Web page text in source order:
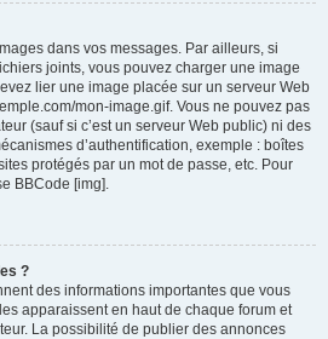
dans vos messages. Par ailleurs, si
joints, vous pouvez charger une image
lier une image placée sur un serveur Web
mon-image.gif. Vous ne pouvez pas
(sauf si c’est un serveur Web public) ni des
d’authentification, exemple : boîtes
protégés par un mot de passe, etc. Pour
BBCode [img].
?
des informations importantes que vous
apparaissent en haut de chaque forum et
La possibilité de publier des annonces